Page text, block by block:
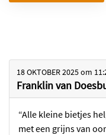
18 OKTOBER 2025om
Franklin van
“Alle kleine bietjes
met een grijns van